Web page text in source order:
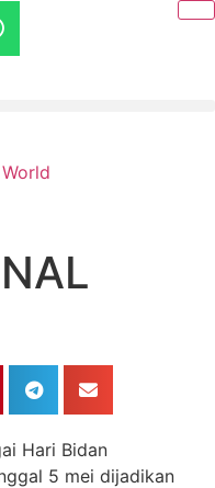
World
Hari Bidan
5 mei dijadikan